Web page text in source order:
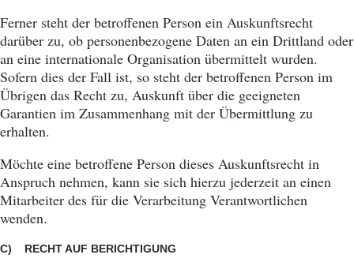
Ferner steht der betroffenen Person ein Auskunftsrecht
darüber zu, ob personenbezogene Daten an ein Drittland oder
an eine internationale Organisation übermittelt wurden.
Sofern dies der Fall ist, so steht der betroffenen Person im
Übrigen das Recht zu, Auskunft über die geeigneten
Garantien im Zusammenhang mit der Übermittlung zu
erhalten.
Möchte eine betroffene Person dieses Auskunftsrecht in
Anspruch nehmen, kann sie sich hierzu jederzeit an einen
Mitarbeiter des für die Verarbeitung Verantwortlichen
wenden.
C) RECHT AUF BERICHTIGUNG